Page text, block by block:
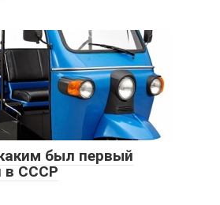
был первый
в СССР